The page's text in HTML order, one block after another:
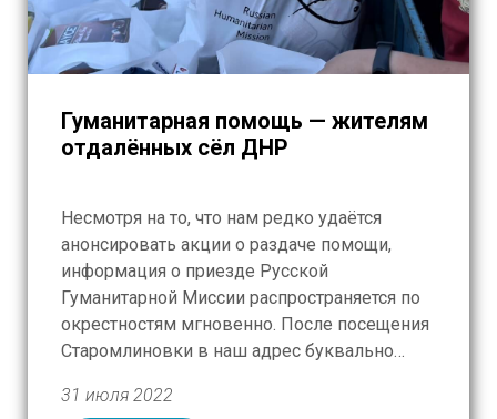
Гуманитарная помощь — жителям
отдалённых сёл ДНР
Несмотря на то, что нам редко удаётся
анонсировать акции о раздаче помощи,
информация о приезде Русской
Гуманитарной Миссии распространяется по
окрестностям мгновенно. После посещения
Старомлиновки в наш адрес буквально
Очередную получили из села Ялынского,
31 июля 2022